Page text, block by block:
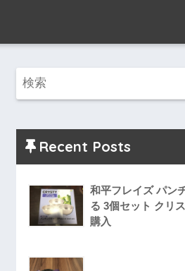
Recent Posts
和平フレイズ パン
る 3個セット クリ
購入